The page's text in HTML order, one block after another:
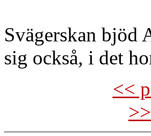
Svägerskan bjöd
sig också, i det
<<